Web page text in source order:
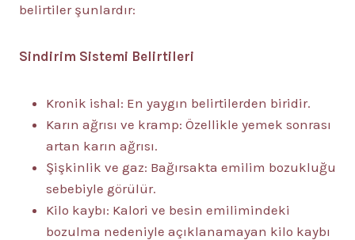
belirtiler şunlardır:
Sindirim Sistemi Belirtileri
Kronik ishal: En yaygın belirtilerden biridir.
Karın ağrısı ve kramp: Özellikle yemek sonrası
artan karın ağrısı.
Şişkinlik ve gaz: Bağırsakta emilim bozukluğu
sebebiyle görülür.
Kilo kaybı: Kalori ve besin emilimindeki
bozulma nedeniyle açıklanamayan kilo kaybı